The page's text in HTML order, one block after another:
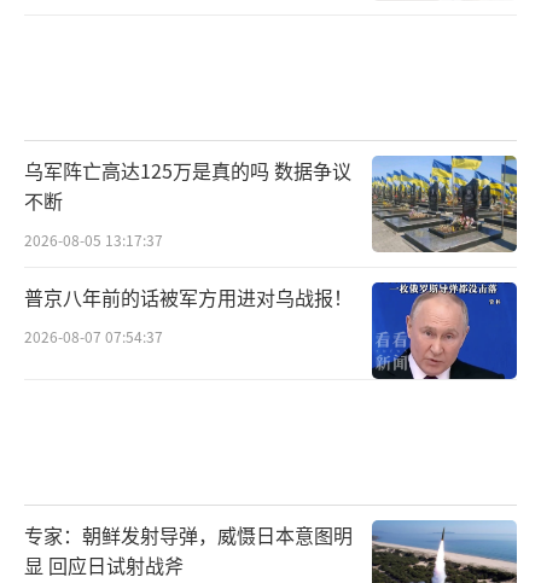
会因技术、资本、人才、信息等要素流动的阻
滞或成本增加而“扭曲”。
在资本市场方面，包括美国在内的多个国
家的股市在前期已经呈现下跌趋势，在一定程
度上“消化”了“对等关税”措施的影响。然
而，未来各个国家的一系列连锁反应至关重
要，需要从更长远的战略角度出发制定相应举
和恐慌情绪，导致股市波动。特别是那些与受
关税影响产业相关的上市公司，其股价可能受
乌军阵亡高达125万是真的吗 数据争议
不断
2026-08-05 13:17:37
普京八年前的话被军方用进对乌战报！
2026-08-07 07:54:37
专家：朝鲜发射导弹，威慑日本意图明
显 回应日试射战斧